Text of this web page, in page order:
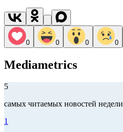
0 0 0 0
Mediametrics
5
самых читаемых новостей недели
1